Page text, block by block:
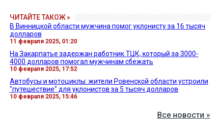
ЧИТАЙТЕ ТАКОЖ »
В Винницкой области мужчина помог уклонисту за 16 тысяч
долларов
11 февраля 2025, 01:20
На Закарпатье задержан работник ТЦК, который за 3000-
4000 долларов помогал мужчинам сбежать
10 февраля 2025, 17:52
Автобусы и мотоциклы: жители Ровенской области устроили
"путешествие" для уклонистов за 5 тысяч долларов
10 февраля 2025, 15:46
Все новости »